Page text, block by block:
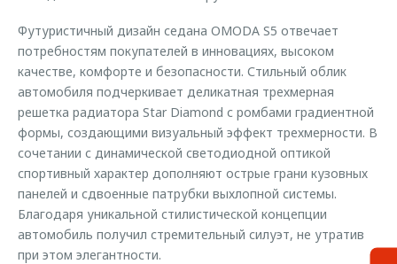
Футуристичный дизайн седана OMODA S5 отвечает
потребностям покупателей в инновациях, высоком
качестве, комфорте и безопасности. Стильный облик
автомобиля подчеркивает деликатная трехмерная
решетка радиатора Star Diamond с ромбами градиентной
формы, создающими визуальный эффект трехмерности. В
сочетании с динамической светодиодной оптикой
спортивный характер дополняют острые грани кузовных
панелей и сдвоенные патрубки выхлопной системы.
Благодаря уникальной стилистической концепции
автомобиль получил стремительный силуэт, не утратив
при этом элегантности.